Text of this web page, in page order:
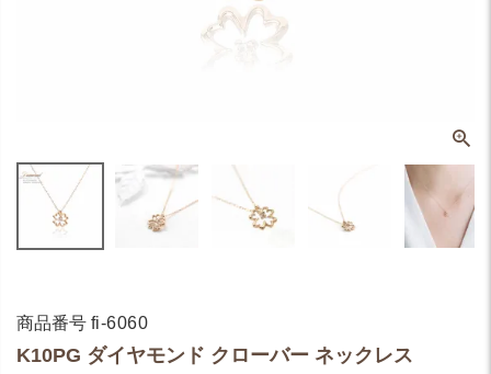
商品番号 fi-6060
K10PG ダイヤモンド クローバー ネックレス